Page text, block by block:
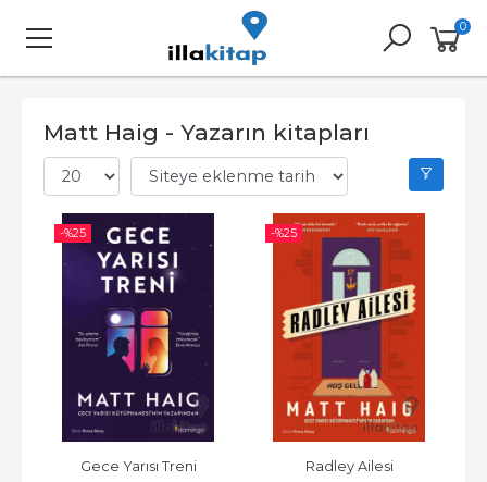
0
Matt Haig - Yazarın kitapları
-%25
Gece Yarısı Treni
-%25
Radley Ailesi